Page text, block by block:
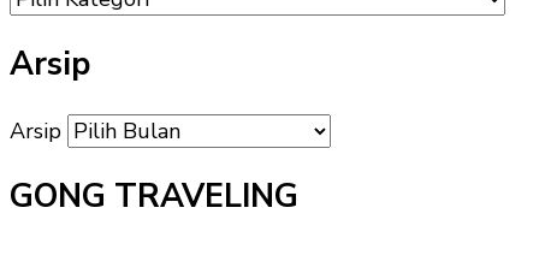
Arsip
Arsip
GONG TRAVELING